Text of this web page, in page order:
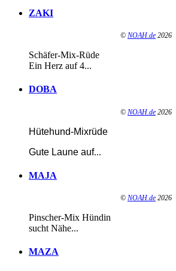
ZAKI
© NOAH.de 2026
Schäfer-Mix-Rüde
Ein Herz auf 4...
DOBA
© NOAH.de 2026
Hütehund-Mixrüde
Gute Laune auf...
MAJA
© NOAH.de 2026
Pinscher-Mix Hündin
sucht Nähe...
MAZA